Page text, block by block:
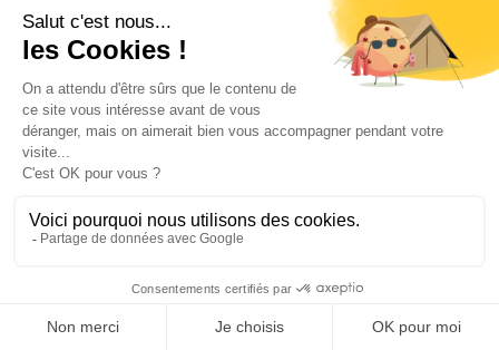
dans le présent article. Pour les cas d’annulation
sans acquisition de la « Garantie Annulation », se
référer à l’article 17.
Article 19 – Modification par le Service Lozère Résa
d’un élément substantiel du contrat.
unilatéralement les clauses du contrat après la
prestation touristique et sans que le client ne puisse